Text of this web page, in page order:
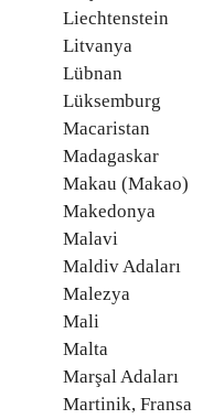
Liechtenstein
Litvanya
Lübnan
Lüksemburg
Macaristan
Madagaskar
Makau (Makao)
Makedonya
Malavi
Maldiv Adaları
Malezya
Mali
Malta
Marşal Adaları
Martinik, Fransa